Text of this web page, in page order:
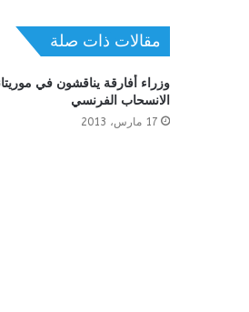
مقالات ذات صلة
وزراء أفارقة يناقشون في
الانسحاب الفرنسي
17 مارس، 2013